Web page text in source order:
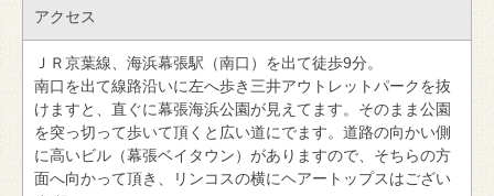
アクセス
ＪＲ京葉線、海浜幕張駅（南口）を出て徒歩9分。
南口を出て線路沿いに左へ歩き三井アウトレットパークを抜
けますと、直ぐに幕張海浜公園が見えてます。そのまま公園
を突っ切って歩いて頂くと広い道にでます。道路の向かい側
に高いビル（幕張ベイタウン）がありますので、そちらの方
面へ向かって頂き、リンコスの横にヘアートップスはござい